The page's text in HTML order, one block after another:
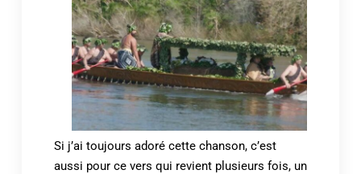
Si j’ai toujours adoré cette chanson, c’est
aussi pour ce vers qui revient plusieurs fois, un